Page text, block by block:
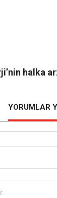
halka
YORUMLAR